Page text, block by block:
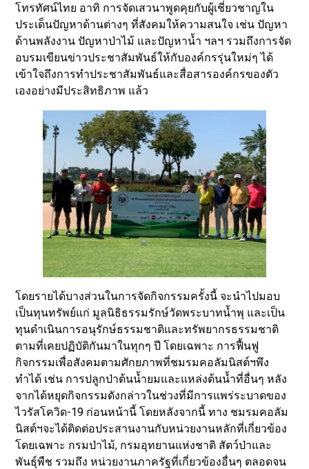
โทรทัศน์ไทย อาทิ การจัดเสวนาพูดคุยกับผู้เชี่ยวชาญใน
ประเด็นปัญหาด้านต่างๆ ที่สังคมให้ความสนใจ เช่น ปัญหา
ด้านพลังงาน ปัญหาป่าไม้ และปัญหาน้ำ ฯลฯ รวมถึงการจัด
อบรมเขียนข่าวประชาสัมพันธ์ให้กับองค์กรรุ่นใหม่ๆ ได้
เข้าใจถึงการทำประชาสัมพันธ์และสื่อสารองค์กรของตัว
เองอย่างมีประสิทธิภาพ แล้ว
โดยรายได้บางส่วนในการจัดกิจกรรมครั้งนี้ จะนำไปมอบ
เป็นทุนทรัพย์แก่ มูลนิธิธรรมรักษ์วัดพระบาทน้ำพุ และเป็น
ทุนดำเนินการอนุรักษ์ธรรมชาติและทรัพยากรธรรมชาติ
ตามที่เคยปฏิบัติกันมาในทุกๆ ปี โดยเฉพาะ การฟื้นฟู
กิจกรรมเพื่อสังคมตามศักยภาพที่ชมรมคอลัมนิสต์ฯพึง
ทำได้ เช่น การปลูกป่าต้นน้ำยมและแหล่งต้นน้ำที่อื่นๆ หลัง
จากได้หยุดกิจกรรมดังกล่าวในช่วงที่มีการแพร่ระบาดของ
ไวรัสโควิด-19 ก่อนหน้านี้ โดยหลังจากนี้ ทาง ชมรมคอลัม
นิสต์ฯจะได้ติดต่อประสานงานกับหน่วยงานหลักที่เกี่ยวข้อง
โดยเฉพาะ กรมป่าไม้, กรมอุทยานแห่งชาติ สัตว์ป่าและ
พันธุ์พืช รวมถึง หน่วยงานภาครัฐที่เกี่ยวข้องอื่นๆ ตลอดจน